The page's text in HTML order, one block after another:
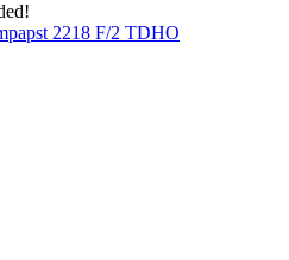
2218 F/2 TDHO